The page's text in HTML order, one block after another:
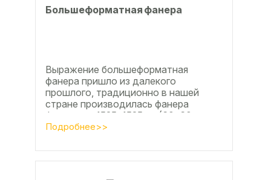
Большеформатная фанера
Выражение большеформатная
фанера пришло из далекого
прошлого, традиционно в нашей
стране производилась фанера
форматом 1525х1525мм (60х60
дюймов), форматы отличающиеся в
Подробнее>>